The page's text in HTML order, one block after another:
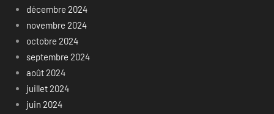
décembre 2024
novembre 2024
octobre 2024
septembre 2024
août 2024
juillet 2024
juin 2024